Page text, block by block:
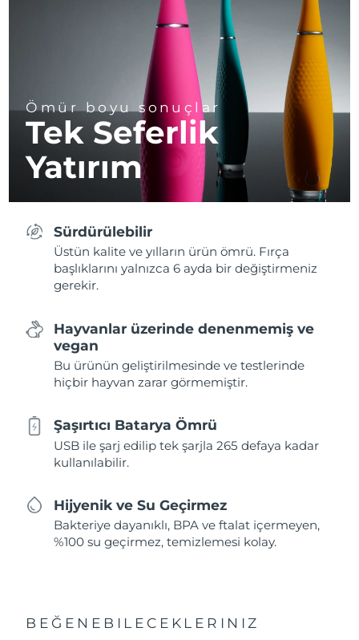
Ömür boyu sonuçlar
Tek Seferlik
Yatırım
Sürdürülebilir
Üstün kalite ve yılların ürün ömrü. Fırça
başlıklarını yalnızca 6 ayda bir değiştirmeniz
gerekir.
Hayvanlar üzerinde denenmemiş ve
vegan
Bu ürünün geliştirilmesinde ve testlerinde
hiçbir hayvan zarar görmemiştir.
Şaşırtıcı Batarya Ömrü
USB ile şarj edilip tek şarjla 265 defaya kadar
kullanılabilir.
Hijyenik ve Su Geçirmez
Bakteriye dayanıklı, BPA ve ftalat içermeyen,
%100 su geçirmez, temizlemesi kolay.
BEĞENEBILECEKLERINIZ